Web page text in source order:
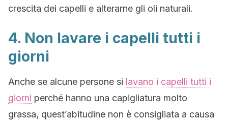
crescita dei capelli e alterarne gli oli naturali.
4. Non lavare i capelli tutti i
giorni
Anche se alcune persone si lavano i capelli tutti i
giorni perché hanno una capigliatura molto
grassa, quest’abitudine non è consigliata a causa